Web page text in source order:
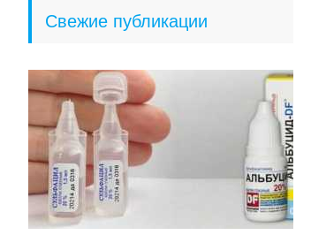
Свежие публикации